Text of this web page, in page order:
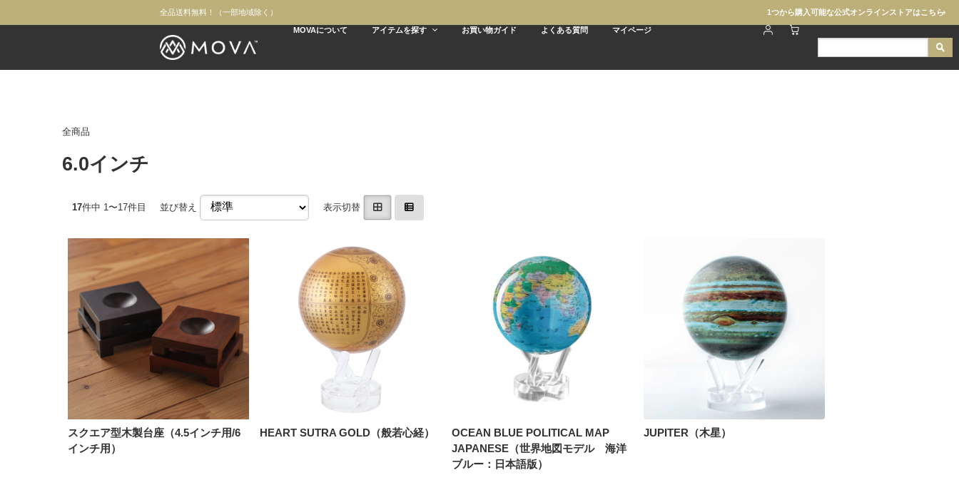
全品送料無料！（一部地域除く） 1つから購入可能な公式オンラインストアはこちら
MOVAについて アイテムを探す お買い物ガイド よくある質問 マイページ
全商品
6.0インチ
17件中 1〜17件目 並び替え 表示切替
スクエア型木製台座（4.5インチ用/6
インチ用）
HEART SUTRA GOLD（般若心経）
OCEAN BLUE POLITICAL MAP
JAPANESE（世界地図モデル 海洋
ブルー：日本語版）
JUPITER（木星）